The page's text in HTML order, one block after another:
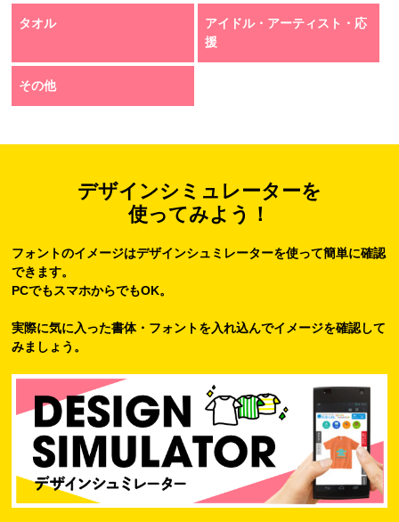
タオル
アイドル・アーティスト・応
援
その他
デザインシミュレーターを
使ってみよう！
フォントのイメージはデザインシュミレーターを使って簡単に確認
できます。
PCでもスマホからでもOK。
実際に気に入った書体・フォントを入れ込んでイメージを確認して
みましょう。